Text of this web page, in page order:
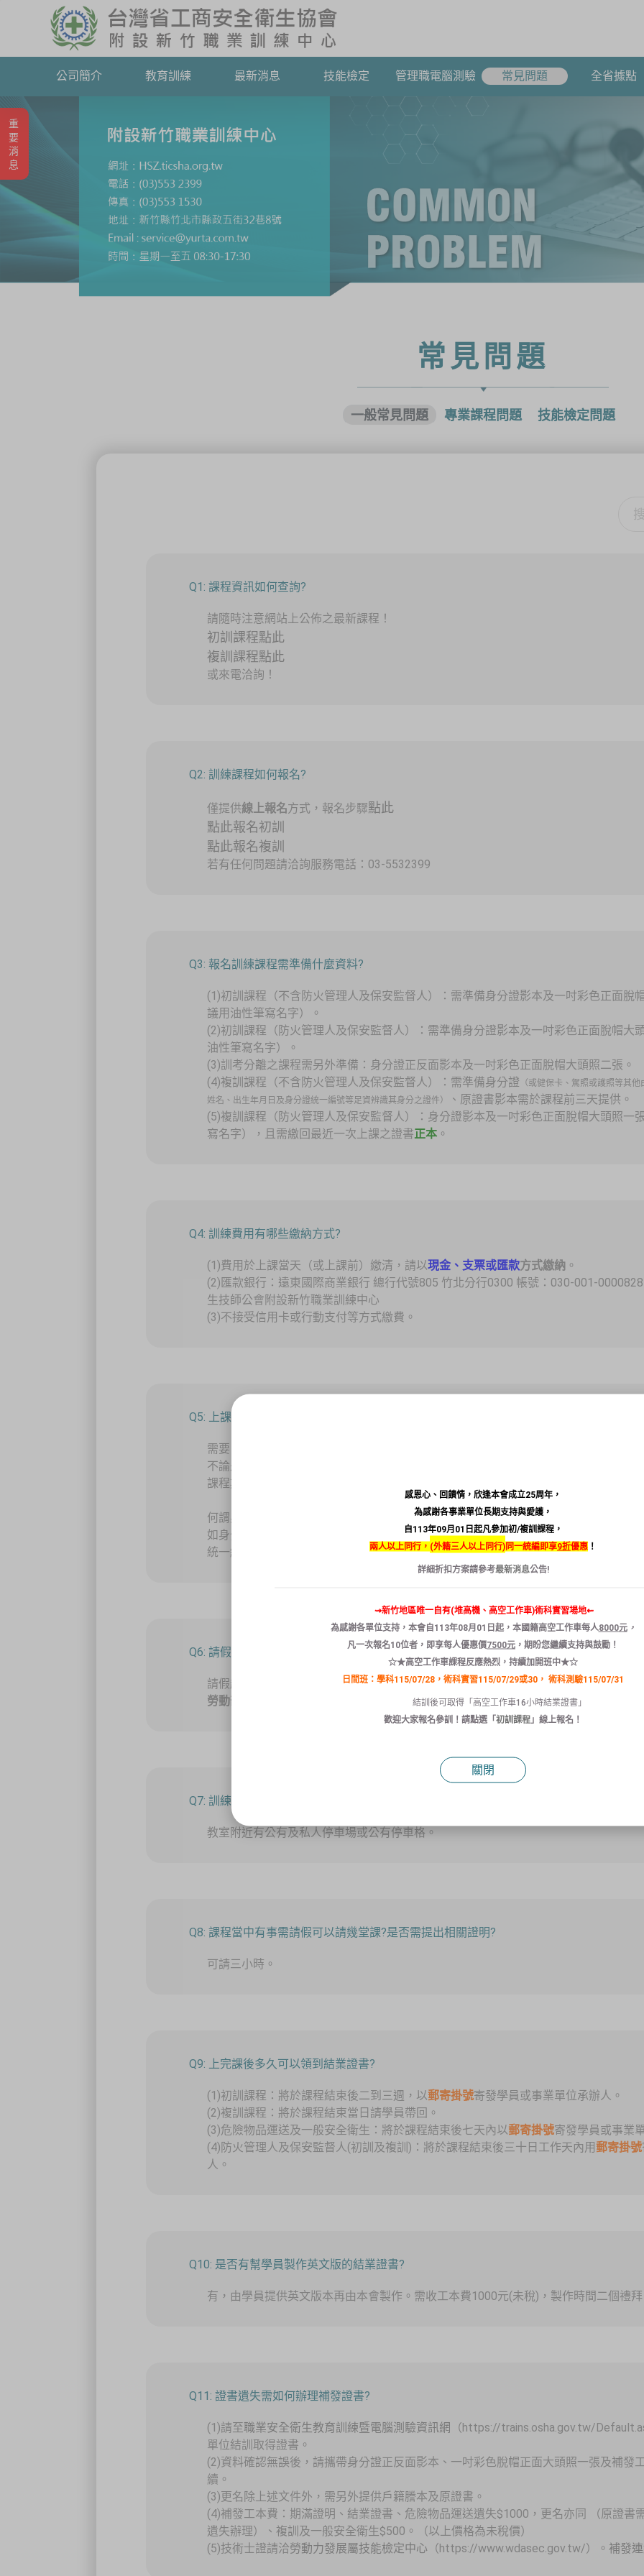
公司簡介 教育訓練 最新消息 技能檢定 管理職電腦測驗 常見問題 全省據點
重要消息
常見問題
一般常見問題 專業課程問題 技能檢定問題
Q1: 課程資訊如何查詢?
請隨時注意網站上公佈之最新課程！
初訓課程點此
複訓課程點此
或來電洽詢！
Q2: 訓練課程如何報名?
僅提供線上報名方式，報名步驟點此
點此報名初訓
點此報名複訓
若有任何問題請洽詢服務電話：03-5532399
Q3: 報名訓練課程需準備什麼資料?
(1)初訓課程（不含防火管理人及保安監督人）：需準備身分證影本及一吋彩色正面脫
議用油性筆寫名字）。
(2)初訓課程（防火管理人及保安監督人）：需準備身分證影本及一吋彩色正面脫帽大
油性筆寫名字）。
(3)訓考分離之課程需另外準備：身分證正反面影本及一吋彩色正面脫帽大頭照二張。
(4)複訓課程（不含防火管理人及保安監督人）：需準備身分證 （或健保卡、駕照或護照等其
姓名、出生年月日及身分證統一編號等足資辨識其身分之證件）
、原證書影本需於課程前三天提供。
(5)複訓課程（防火管理人及保安監督人）：身分證影本及一吋彩色正面脫帽大頭照一
寫名字），且需繳回最近一次上課之證書正本 。
Q4: 訓練費用有哪些繳納方式?
(1)費用於上課當天（或上課前）繳清，請以現金、支票或匯款方式繳納 。
(2)匯款銀行：遠東國際商業銀行 總行代號805 竹北分行0300 帳號：030-001-
生技師公會附設新竹職業訓練中心
(3)不接受信用卡或行動支付等方式繳費。
Q5: 上課期間身分證明文件需隨身攜帶嗎？
需要。
不論是初訓或複訓課程，主管機關將不定時進行查課，
課程期間身分證明文件需隨身攜帶，以利主管機關辨明身分。
何謂身分證明文件？
如身分證、健保卡、駕照、居留證或護照等，其他由政府機關（構）核發且載有相片
統一編號等足資辨識其身分之證件。
Q6: 請假超過五分之一怎麼辦?
請假超過總上課時數的1/5以上者，通知退訓。
勞動部職業安全衛生署及縣
政府主管機關，不定期進行點名，點名不到即以退訓論
Q7: 訓練教室附近是否有停車場?
教室附近有公有及私人停車場或公有停車格。
Q8: 課程當中有事需請假可以請幾堂課?是否需提出相關證明?
可請三小時。
Q9: 上完課後多久可以領到結業證書?
(1)初訓課程：將於課程結束後二到三週，以郵寄掛號寄發學員或事業單位承辦人。
(2)複訓課程：將於課程結束當日請學員帶回。
(3)危險物品運送及一般安全衛生：將於課程結束後七天內以郵寄掛號寄發學員或事業
(4)防火管理人及保安監督人(初訓及複訓)：將於課程結束後三十日工作天內用 郵寄掛號
人。
Q10: 是否有幫學員製作英文版的結業證書?
有，由學員提供英文版本再由本會製作。需收工本費1000元(未稅)，製作時間二個禮
Q11: 證書遺失需如何辦理補發證書?
(1)請至職業安全衛生教育訓練暨電腦測驗資訊網
（https://trains.osha.gov.tw/
單位結訓取得證書。
(2)資料確認無誤後，請攜帶身分證正反面影本、一吋彩色脫帽正面大頭照一張及補發
續。
(3)更名除上述文件外，需另外提供戶籍謄本及原證書。
(4)補發工本費：期滿證明、結業證書、危險物品運送遺失$1000，更名亦同 （原證書
遺失辦理）、複訓及一般安全衛生$500。（以上價格為未稅價）
(5)技術士證請洽勞動力發展屬技能檢定中心 （https://www.wdasec.gov.tw/）。 補發
感恩心、回饋情，欣逢本會成立25周年，
為感謝各事業單位長期支持與愛護，
自113年09月01日起凡參加初/複訓課程，
兩人以上同行， (外籍三人以上同行)同一統編即享9折優惠 ！
詳細折扣方案請參考最新消息公告!
⇝新竹地區唯一自有(堆高機、高空工作車)術科實習場地⇜
為感謝各單位支持，本會自113年08月 01 日 起，本國籍高空工作車每人8000元，
凡一次報名10位者 ， 即享每人優惠價7500元 ， 期盼您繼續支持與鼓勵！
☆★高空工作車課程反應熱烈，持續加開班中★☆
日間班：學科115/07/28，術科實習115/07/29或30， 術科測驗115/07/31
結訓後可取得「高空工作車16小時結業證書」
歡迎大家報名參訓！請點選「初訓課程 」線上報名！
關閉